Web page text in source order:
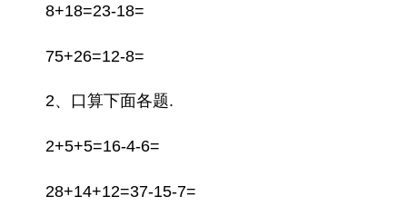
8+18=23-18=
75+26=12-8=
2、口算下面各题.
2+5+5=16-4-6=
28+14+12=37-15-7=